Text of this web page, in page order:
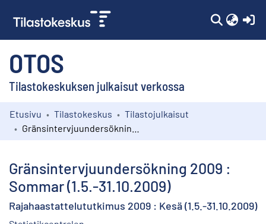
OTOS
Tilastokeskuksen julkaisut verkossa
Kokoelmat
Etusivu Tilastokeskus
Tilastojulkaisut
Gränsintervjuundersökning 2009 :
Sommar (1.5.-31.10.2009)
Rajahaastattelututkimus 2009 : Kesä (1.5.-31.10.2009)